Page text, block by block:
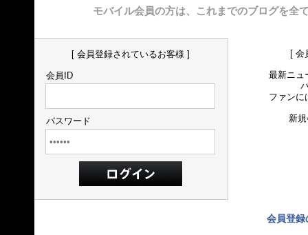
モバイル会員の方は、これまでのブログを全
[ 会員登録されているお客様 ]
会員ID
パスワード
[ 会
最新ニュ
ファンに
新
会員登録